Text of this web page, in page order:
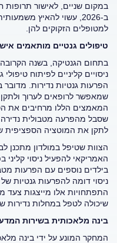
במקום שניים, לאישור
ב-2026, עשוי להאיץ
למטופלים הזקוקים להן.
טיפולים גנטיים מותאמים
בתחום הגנטיקה, בשנה
ניסויים קליניים לפיתוח
שמאפשר לרופאים לערוך
המאמצים הללו מרחיבים את
לתקן את המוטציה הספציפית
הצוות שטיפל במולדון מתכנן
האמריקאי להפעיל ניסוי קליני
בילדים נוספים עם הפרעות
ניסוי דומה להפרעות גנטיות
התפתחויות אלו מייצגות
שיכולה לטפל במחלות נדירות
בינה מלאכותית בשירות
המחקר המונע על ידי בינה